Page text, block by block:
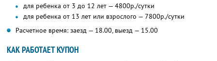
для ребенка от 3 до 12 лет — 4800р./сутки
для ребенка от 13 лет или взрослого — 7800р./сутки
Расчетное время: заезд — 18.00, выезд — 15.00
КАК РАБОТАЕТ КУПОН